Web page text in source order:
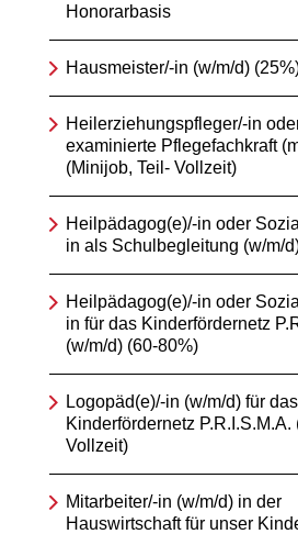
Honorarbasis
Hausmeister/-in (w/m/d)
Heilerziehungspfleger/-in
examinierte Pflegefachkraft
(Minijob, Teil- Vollzeit)
Heilpädagog(e)/-in oder
in als Schulbegleitung (w/m/
Heilpädagog(e)/-in oder
in für das Kinderfördernetz
(w/m/d) (60-80%)
Logopäd(e)/-in (w/m/d) für das
Kinderfördernetz P.R.I.S.M.A.
Vollzeit)
Mitarbeiter/-in (w/m/d) in der
Hauswirtschaft für unser